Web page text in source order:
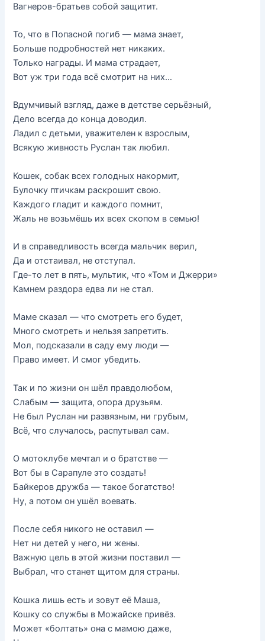
Вагнеров-братьев собой защитит.
То, что в Попасной погиб — мама знает,
Больше подробностей нет никаких.
Только награды. И мама страдает,
Вот уж три года всё смотрит на них…
Вдумчивый взгляд, даже в детстве серьёзный,
Дело всегда до конца доводил.
Ладил с детьми, уважителен к взрослым,
Всякую живность Руслан так любил.
Кошек, собак всех голодных накормит,
Булочку птичкам раскрошит свою.
Каждого гладит и каждого помнит,
Жаль не возьмёшь их всех скопом в семью!
И в справедливость всегда мальчик верил,
Да и отстаивал, не отступал.
Где-то лет в пять, мультик, что «Том и Джерри»
Камнем раздора едва ли не стал.
Маме сказал — что смотреть его будет,
Много смотреть и нельзя запретить.
Мол, подсказали в саду ему люди —
Право имеет. И смог убедить.
Так и по жизни он шёл правдолюбом,
Слабым — защита, опора друзьям.
Не был Руслан ни развязным, ни грубым,
Всё, что случалось, распутывал сам.
О мотоклубе мечтал и о братстве —
Вот бы в Сарапуле это создать!
Байкеров дружба — такое богатство!
Ну, а потом он ушёл воевать.
После себя никого не оставил —
Нет ни детей у него, ни жены.
Важную цель в этой жизни поставил —
Выбрал, что станет щитом для страны.
Кошка лишь есть и зовут её Маша,
Кошку со службы в Можайске привёз.
Может «болтать» она с мамою даже,